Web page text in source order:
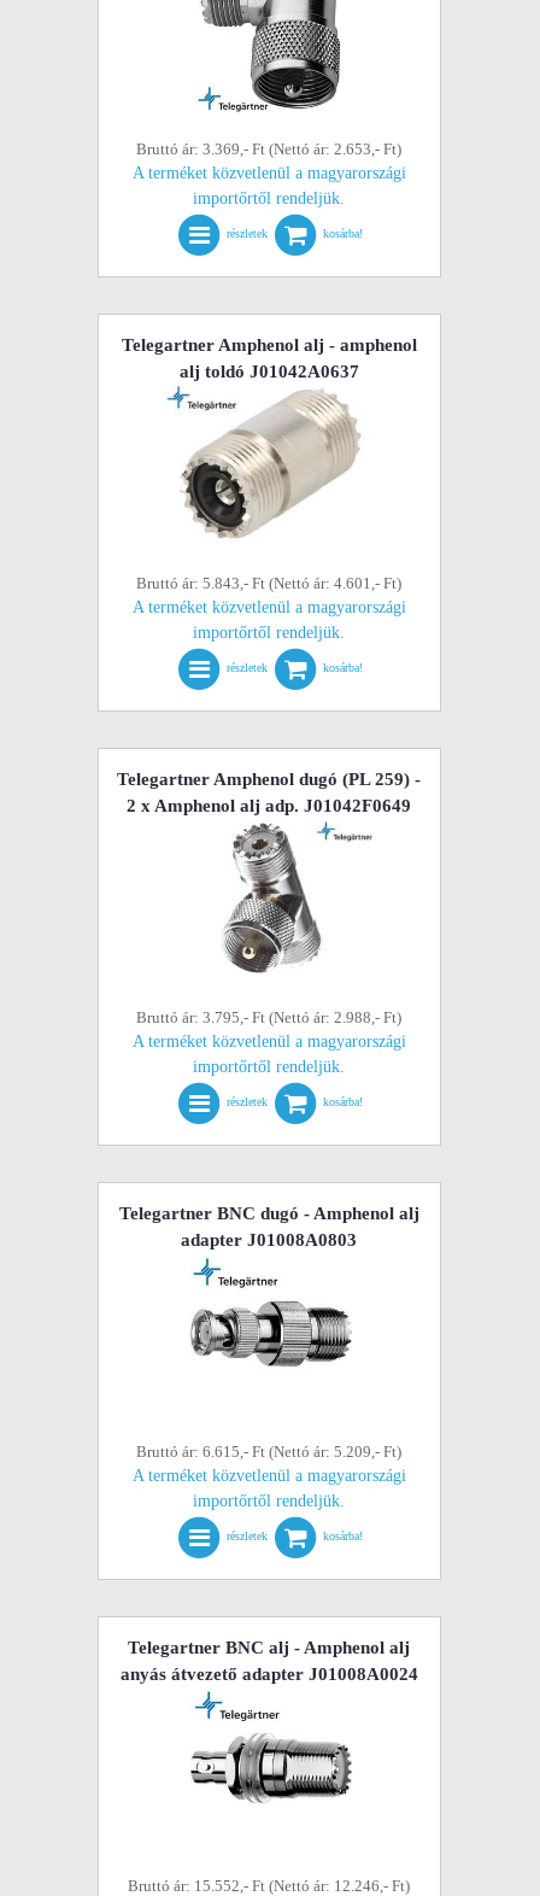
Bruttó ár: 3.369,- Ft (Nettó ár: 2.653,- Ft)
A terméket közvetlenül a magyarországi
importőrtől rendeljük.
részletek kosárba!
Telegartner Amphenol alj - amphenol
alj toldó J01042A0637
Bruttó ár: 5.843,- Ft (Nettó ár: 4.601,- Ft)
A terméket közvetlenül a magyarországi
importőrtől rendeljük.
részletek kosárba!
Telegartner Amphenol dugó (PL 259) -
2 x Amphenol alj adp. J01042F0649
Bruttó ár: 3.795,- Ft (Nettó ár: 2.988,- Ft)
A terméket közvetlenül a magyarországi
importőrtől rendeljük.
részletek kosárba!
Telegartner BNC dugó - Amphenol alj
adapter J01008A0803
Bruttó ár: 6.615,- Ft (Nettó ár: 5.209,- Ft)
A terméket közvetlenül a magyarországi
importőrtől rendeljük.
részletek kosárba!
Telegartner BNC alj - Amphenol alj
anyás átvezető adapter J01008A0024
Bruttó ár: 15.552,- Ft (Nettó ár: 12.246,- Ft)